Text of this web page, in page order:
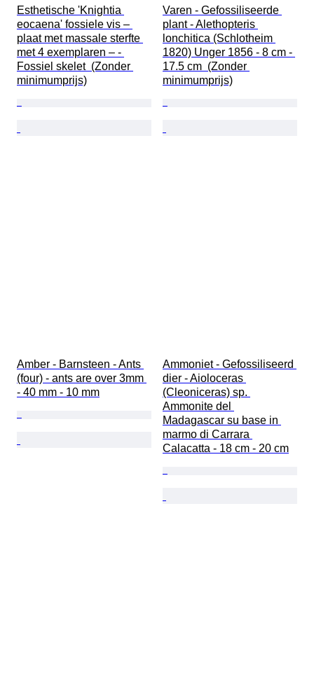
Esthetische 'Knightia
eocaena' fossiele vis –
plaat met massale sterfte
met 4 exemplaren – -
Fossiel skelet  (Zonder
minimumprijs)
Varen - Gefossiliseerde
plant - Alethopteris
lonchitica (Schlotheim
1820) Unger 1856 - 8 cm -
17.5 cm  (Zonder
minimumprijs)
Amber - Barnsteen - Ants
(four) - ants are over 3mm
- 40 mm - 10 mm
Ammoniet - Gefossiliseerd
dier - Aioloceras
(Cleoniceras) sp.
Ammonite del
Madagascar su base in
marmo di Carrara
Calacatta - 18 cm - 20 cm